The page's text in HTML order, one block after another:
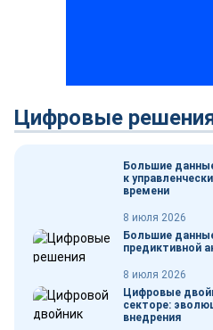
Цифровые
Большие
к
времени
8 июля 2026
Большие
предиктивной
8 июля 2026
Цифровые
секторе:
внедрения